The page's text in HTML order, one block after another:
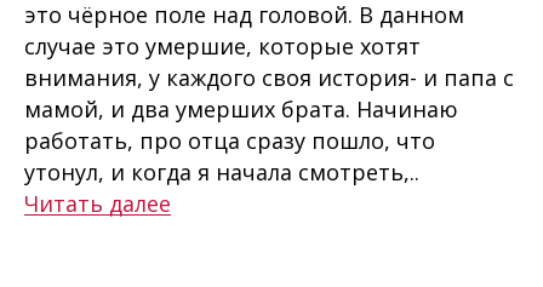
это чёрное поле над головой. В данном
случае это умершие, которые хотят
внимания, у каждого своя история- и папа с
мамой, и два умерших брата. Начинаю
работать, про отца сразу пошло, что
утонул, и когда я начала смотреть,..
Читать далее